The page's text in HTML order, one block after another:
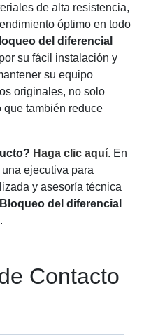
de alta resistencia,
óptimo en todo
del diferencial
su fácil instalación y
su equipo
originales, no solo
que también reduce
Haga clic aquí. En
ejecutiva para
y asesoría técnica
Bloqueo del diferencial
Contacto